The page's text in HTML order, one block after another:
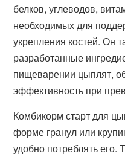
белков, углеводов,
необходимых для
укрепления костей. Он
разработанные
пищеварении цыплят,
эффективность при
Комбикорм старт для
форме гранул или
удобно потреблять его.